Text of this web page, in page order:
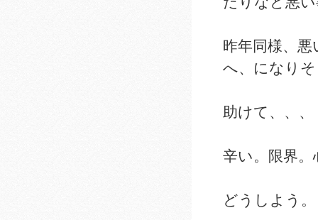
昨年同様、
へ、になり
助けて、、、
辛い。限界。
どうしよう。